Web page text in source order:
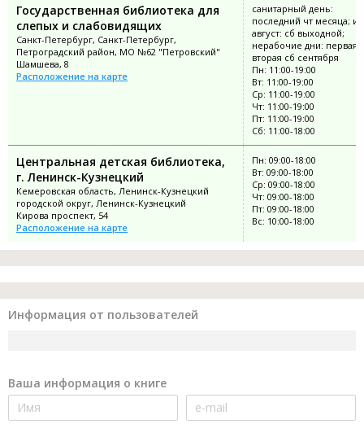
Государственная библиотека для
слепых и слабовидящих
Санкт-Петербург, Санкт-Петербург,
Петроградский район, МО №62 "Петровский"
Шамшева, 8
Расположение на карте
санитарный день:
последний чт месяца;
август: сб выходной;
нерабочие дни: первая,
вторая сб сентября
Пн: 11:00-19:00
Вт: 11:00-19:00
Ср: 11:00-19:00
Чт: 11:00-19:00
Пт: 11:00-19:00
Сб: 11:00-18:00
Центральная детская библиотека,
г. Ленинск-Кузнецкий
Кемеровская область, Ленинск-Кузнецкий
городской округ, Ленинск-Кузнецкий
Кирова проспект, 54
Расположение на карте
Пн: 09:00-18:00
Вт: 09:00-18:00
Ср: 09:00-18:00
Чт: 09:00-18:00
Пт: 09:00-18:00
Вс: 10:00-18:00
Информация от пользователей
Ваша информация о книге